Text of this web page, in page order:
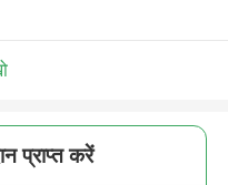
प्राप्त करें